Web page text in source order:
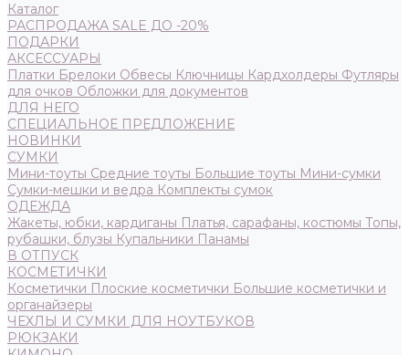
Каталог
РАСПРОДАЖА SALE ДО -20%
ПОДАРКИ
АКСЕССУАРЫ
Платки Брелоки Обвесы Ключницы Кардхолдеры Футляры
для очков Обложки для документов
ДЛЯ НЕГО
СПЕЦИАЛЬНОЕ ПРЕДЛОЖЕНИЕ
НОВИНКИ
СУМКИ
Мини-тоуты Средние тоуты Большие тоуты Мини-сумки
Сумки-мешки и ведра Комплекты сумок
ОДЕЖДА
Жакеты, юбки, кардиганы Платья, сарафаны, костюмы Топы,
рубашки, блузы Купальники Панамы
В ОТПУСК
КОСМЕТИЧКИ
Косметички Плоские косметички Большие косметички и
органайзеры
ЧЕХЛЫ И СУМКИ ДЛЯ НОУТБУКОВ
РЮКЗАКИ